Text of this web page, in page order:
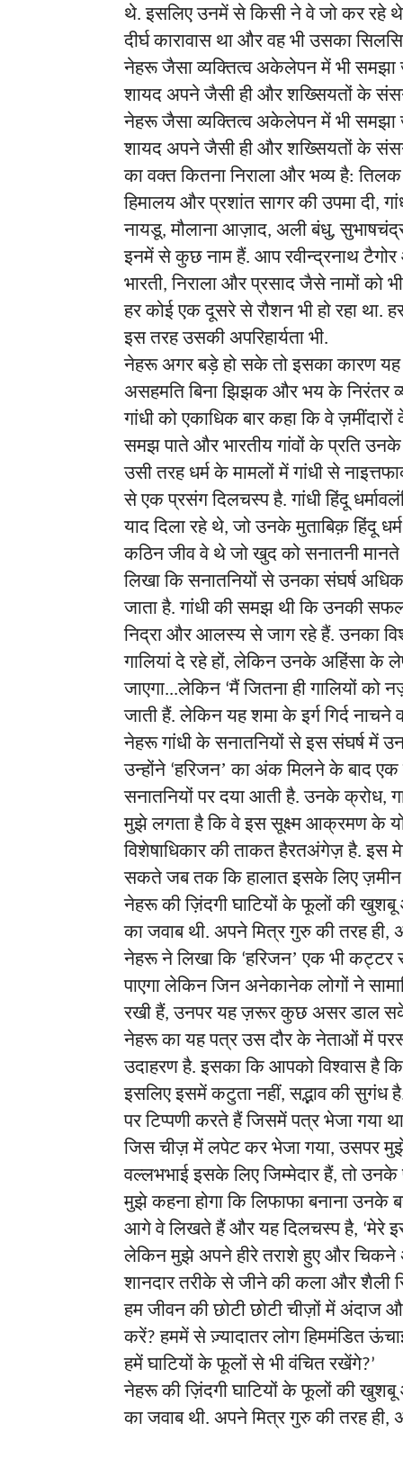
थे.इसलिए उनमें से किसी ने वे जो कर रहे थे
दीर्घ कारावास था और वह भी उसका
नेहरू जैसा व्यक्तित्व अकेलेपन में भी समझा
शायद अपने जैसी ही और शख्सियतों के
नेहरू जैसा व्यक्तित्व अकेलेपन में भी समझा
शायद अपने जैसी ही और शख्सियतों के
का वक्त कितना निराला और भव्य है:तिलक
हिमालय और प्रशांत सागर की उपमा दी,
नायडू,मौलाना आज़ाद,अली बंधु,
इनमें से कुछ नाम हैं.आप रवीन्द्रनाथ टैगोर
भारती,निराला और प्रसाद जैसे नामों को भी
हर कोई एक दूसरे से रौशन भी हो रहा था.
इस तरह उसकी अपरिहार्यता भी.
नेहरू अगर बड़े हो सके तो इसका कारण यह
असहमति बिना झिझक और भय के निरंतर
गांधी को एकाधिक बार कहा कि वे ज़मींदारों
समझ पाते और भारतीय गांवों के प्रति उनके
उसी तरह धर्म के मामलों में गांधी से
से एक प्रसंग दिलचस्प है.गांधी हिंदू
याद दिला रहे थे,जो उनके मुताबिक़ हिंदू धर्म
कठिन जीव वे थे जो खुद को सनातनी मानते
लिखा कि सनातनियों से उनका संघर्ष
जाता है.गांधी की समझ थी कि उनकी
निद्रा और आलस्य से जाग रहे हैं.उनका
गालियां दे रहे हों,लेकिन उनके अहिंसा के
जाएगा...लेकिन ‘मैं जितना ही गालियों को
जाती हैं.लेकिन यह शमा के इर्ग गिर्द नाचने
नेहरू गांधी के सनातनियों से इस संघर्ष में
उन्होंने ‘हरिजन’ का अंक मिलने के बाद एक
सनातनियों पर दया आती है.उनके क्रोध,
मुझे लगता है कि वे इस सूक्ष्म आक्रमण के
विशेषाधिकार की ताकत हैरतअंगेज़ है.इस
सकते जब तक कि हालात इसके लिए ज़मीन
नेहरू की ज़िंदगी घाटियों के फूलों की खुशबू
का जवाब थी.अपने मित्र गुरु की तरह ही,
नेहरू ने लिखा कि ‘हरिजन’ एक भी कट्टर
पाएगा लेकिन जिन अनेकानेक लोगों ने
रखी हैं,उनपर यह ज़रूर कुछ असर डाल
नेहरू का यह पत्र उस दौर के नेताओं में
उदाहरण है.इसका कि आपको विश्वास है कि
इसलिए इसमें कटुता नहीं,सद्भाव की सुगंध है
पर टिप्पणी करते हैं जिसमें पत्र भेजा गया
जिस चीज़ में लपेट कर भेजा गया,उसपर
वल्लभभाई इसके लिए जिम्मेदार हैं,तो उनके
मुझे कहना होगा कि लिफाफा बनाना उनके
आगे वे लिखते हैं और यह दिलचस्प है, ‘मेरे
लेकिन मुझे अपने हीरे तराशे हुए और चिकने
शानदार तरीके से जीने की कला और शैली
हम जीवन की छोटी छोटी चीज़ों में अंदाज
करें?हममें से ज़्यादातर लोग हिममंडित
हमें घाटियों के फूलों से भी वंचित रखेंगे?’
नेहरू की ज़िंदगी घाटियों के फूलों की खुशबू
का जवाब थी.अपने मित्र गुरु की तरह ही,